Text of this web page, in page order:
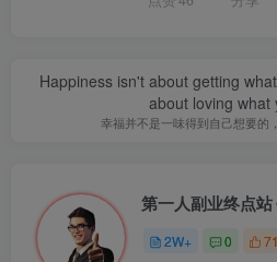
Happiness isn't about getting
about loving what
幸福并不是一味得到自己想要的
第一人副业终点站
2W+ 0